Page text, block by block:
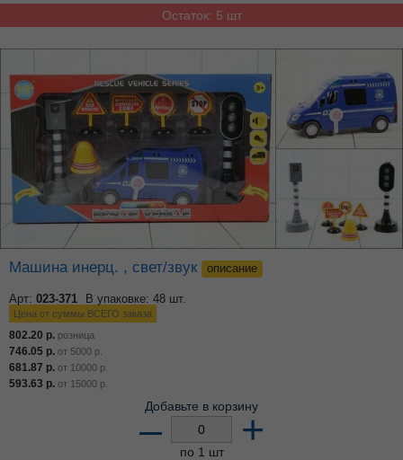
Остаток: 5 шт
Машина инерц. , свет/звук описание
Арт: 023-371 В упаковке: 48 шт.
Цена от суммы ВСЕГО заказа
802.20 р. розница
746.05 р. от 5000 р.
681.87 р. от 10000 р.
593.63 р. от 15000 р.
Добавьте в корзину
– +
по 1 шт